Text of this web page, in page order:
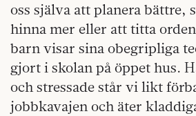
oss själva att planera bättre,
hinna mer eller att titta
barn visar sina obegripliga
gjort i skolan på öppet hus.
och stressade står vi likt
jobbkavajen och äter